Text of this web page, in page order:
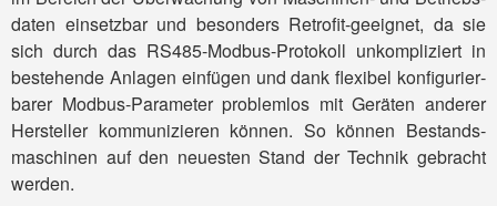
daten einsetz­bar und besonders Retrofit-geeignet, da sie
sich durch das RS485-Modbus-Proto­koll unkompliziert in
bestehende Anlagen ein­fügen und dank flexibel konfigurier­
barer Modbus-Parameter problem­los mit Geräten anderer
Her­steller kommuni­zieren können. So können Bestands­
maschinen auf den neuesten Stand der Technik gebracht
werden.